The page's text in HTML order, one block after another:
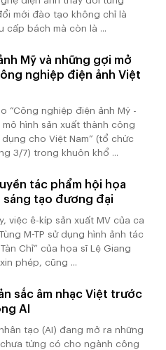
mới đào tạo không chỉ là
cấp bách mà còn là ...
Mỹ và những gợi mở
nghiệp điện ảnh Việt
“Công nghiệp điện ảnh Mỹ -
mô hình sản xuất thành công
dụng cho Việt Nam” (tổ chức
3/7) trong khuôn khổ ...
tác phẩm hội họa
tạo đương đại
việc ê-kíp sản xuất MV của ca
M-TP sử dụng hình ảnh tác
Chỉ” của họa sĩ Lệ Giang
phép, cũng ...
sắc âm nhạc Việt trước
AI
tạo (AI) đang mở ra những
từng có cho ngành công